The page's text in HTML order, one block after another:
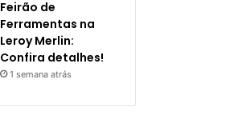
Feirão de
Ferramentas na
Leroy Merlin:
Confira detalhes!
1 semana atrás